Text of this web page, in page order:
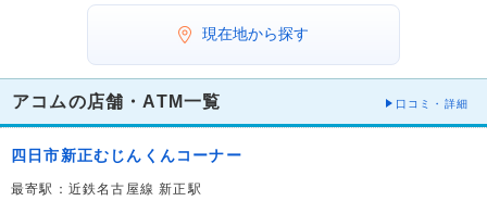
現在地から探す
アコムの店舗・ATM一覧 口コミ・詳細
四日市新正むじんくんコーナー
最寄駅：近鉄名古屋線 新正駅